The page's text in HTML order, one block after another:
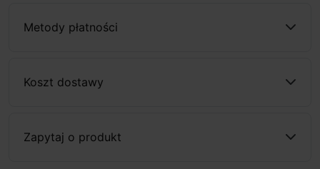
Metody płatności
Koszt dostawy
Zapytaj o produkt